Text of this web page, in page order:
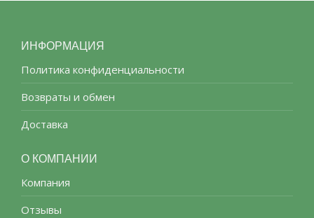
ИНФОРМАЦИЯ
Политика конфиденциальности
Возвраты и обмен
Доставка
О КОМПАНИИ
Компания
Отзывы